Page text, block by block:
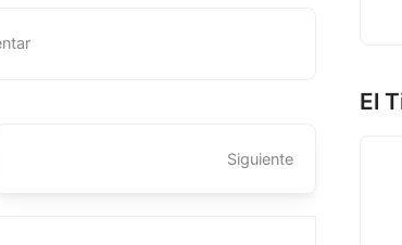
Siguiente
El